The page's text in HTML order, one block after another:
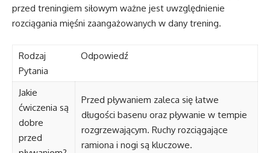
przed treningiem siłowym ważne jest uwzględnienie
rozciągania mięśni zaangażowanych w dany trening.
Rodzaj
Pytania
Odpowiedź
Jakie
ćwiczenia są
dobre
przed
Przed pływaniem zaleca się łatwe
długości basenu oraz pływanie w tempie
rozgrzewającym. Ruchy rozciągające
ramiona i nogi są kluczowe.